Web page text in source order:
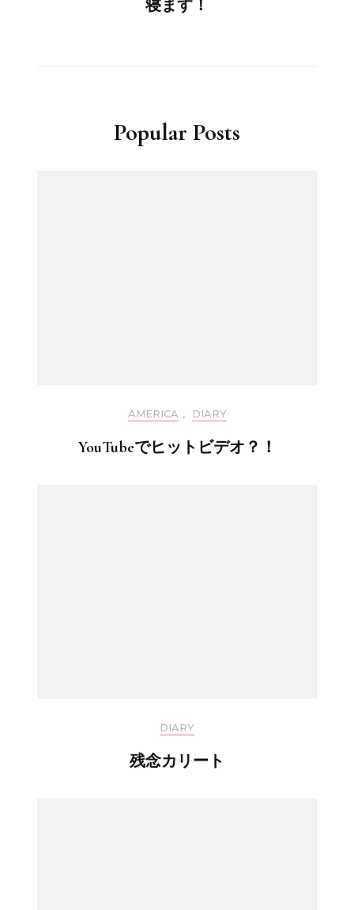
寝ます！
Popular Posts
AMERICA , DIARY
YouTubeでヒットビデオ？！
DIARY
残念カリート